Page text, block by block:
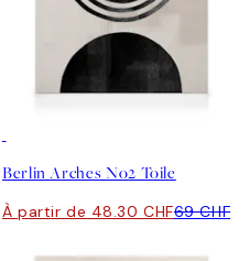
Berlin Arches No2 Toile
À partir de 48.30 CHF69 CHF